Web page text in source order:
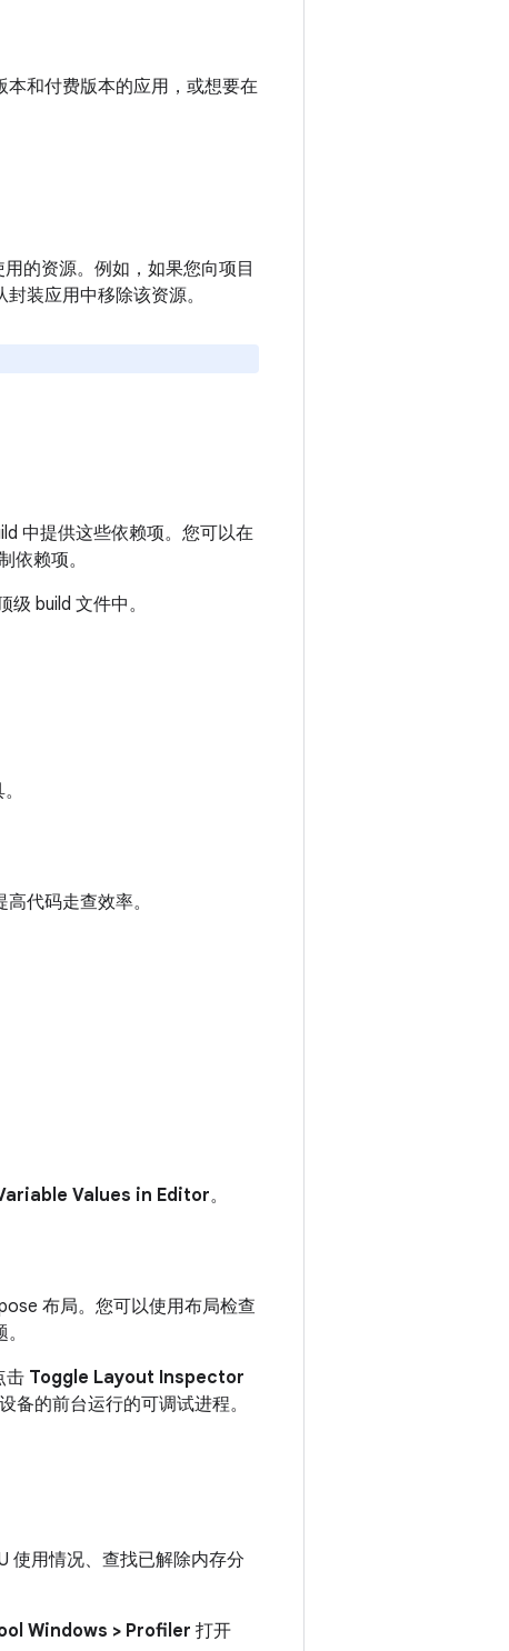
和付费版本的应用，或想要在
的资源。例如，如果您向项目
装应用中移除该资源。
中提供这些依赖项。您可以在
依赖项。
build 文件中。
代码走查效率。
Values in Editor。
布局。您可以使用布局检查
击 Toggle Layout Inspector
备的前台运行的可调试进程。
使用情况、查找已解除内存分
Windows > Profiler 打开